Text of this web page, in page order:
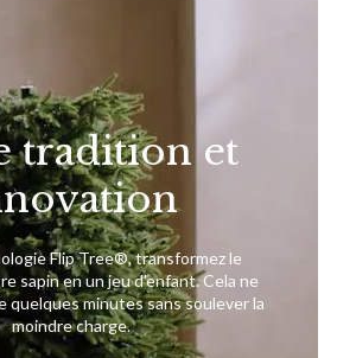
tradition et
Flip Tree®, transformez le
sapin en un jeu d'enfant. Cela ne
quelques minutes sans soulever la
moindre charge.